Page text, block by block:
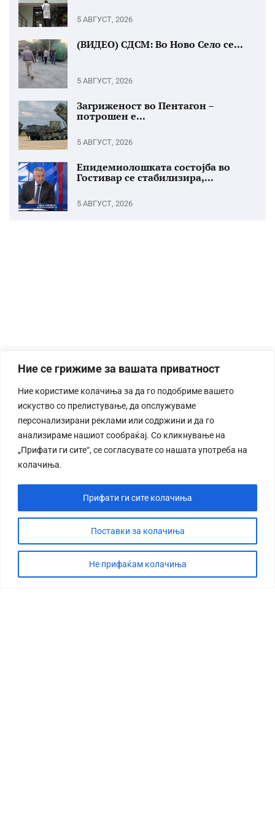
Ние се грижиме за вашата приватност
Ние користиме колачиња за да го подобриме вашето
искуство со прелистување, да опслужуваме
персонализирани реклами или содржини и да го
анализираме нашиот сообраќај. Со кликнување на
„Прифати ги сите“, се согласувате со нашата употреба на
колачиња.
Поставки за колачиња
Не прифаќам колачиња
Прифати ги сите колачиња
5 АВГУСТ, 2026
(ВИДЕО) СДСМ: Во Ново Село се...
5 АВГУСТ, 2026
Загриженост во Пентагон –
потрошен е...
5 АВГУСТ, 2026
Епидемиолошката состојба во
Гостивар се стабилизира,...
5 АВГУСТ, 2026